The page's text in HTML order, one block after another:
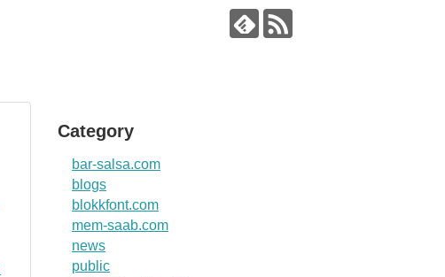
Category
bar-salsa.com
blogs
blokkfont.com
mem-saab.com
news
public